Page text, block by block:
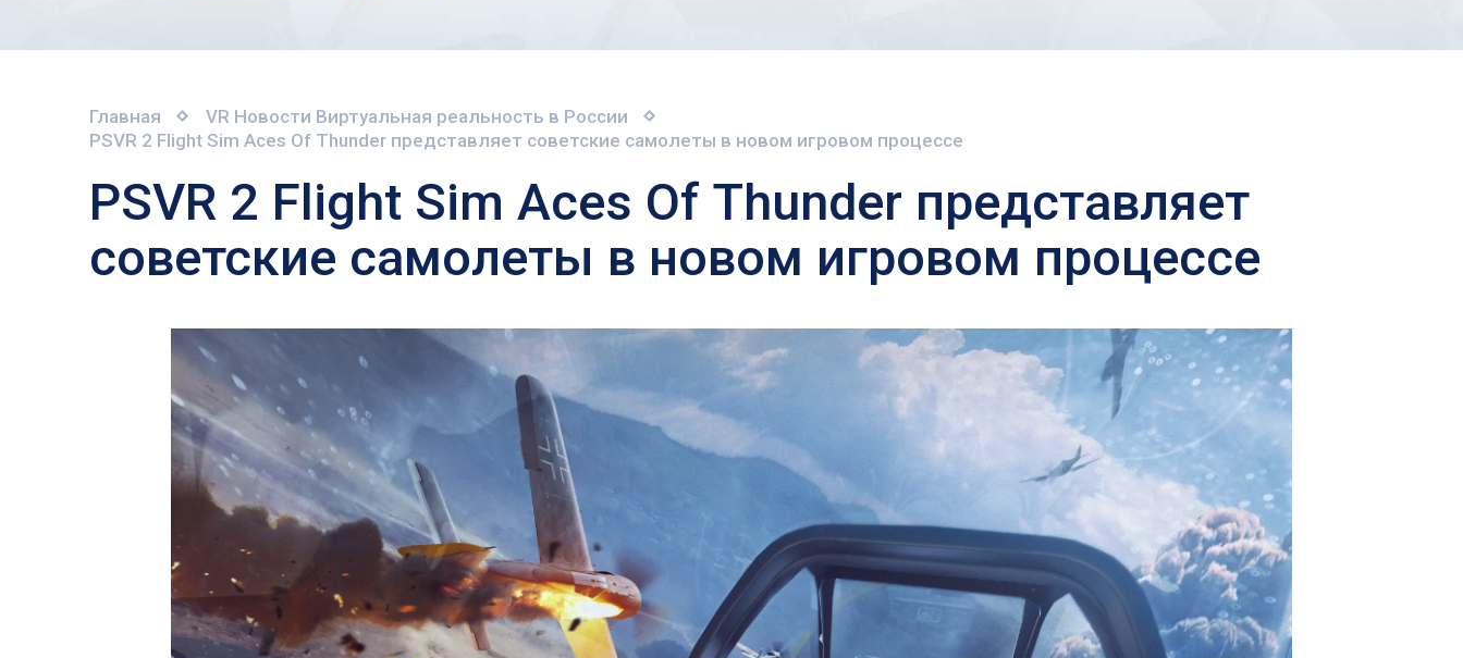
Главная VR Новости Виртуальная реальность в России
PSVR 2 Flight Sim Aces Of Thunder представляет советские самолеты в новом игровом процессе
PSVR 2 Flight Sim Aces Of Thunder представляет
советские самолеты в новом игровом процессе